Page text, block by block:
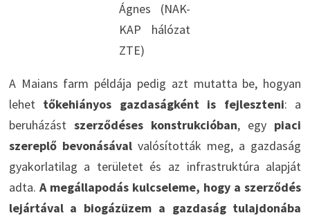
Ágnes (NAK-
KAP hálózat
ZTE)
A Maians farm példája pedig azt mutatta be, hogyan
lehet tőkehiányos gazdaságként is fejleszteni: a
beruházást szerződéses konstrukcióban, egy piaci
szereplő bevonásávalvalósították meg, a gazdaság
gyakorlatilag a területet és az infrastruktúra alapját
adta. A megállapodás kulcseleme, hogy a szerződés
lejártával a biogázüzem a gazdaság tulajdonába